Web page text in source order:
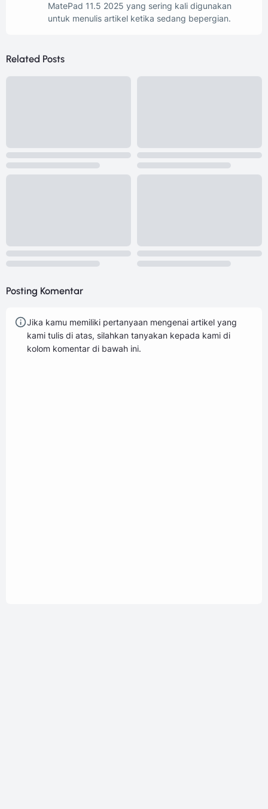
MatePad 11.5 2025 yang sering kali digunakan
untuk menulis artikel ketika sedang bepergian.
Related Posts
Posting Komentar
Jika kamu memiliki pertanyaan mengenai artikel yang
kami tulis di atas, silahkan tanyakan kepada kami di
kolom komentar di bawah ini.